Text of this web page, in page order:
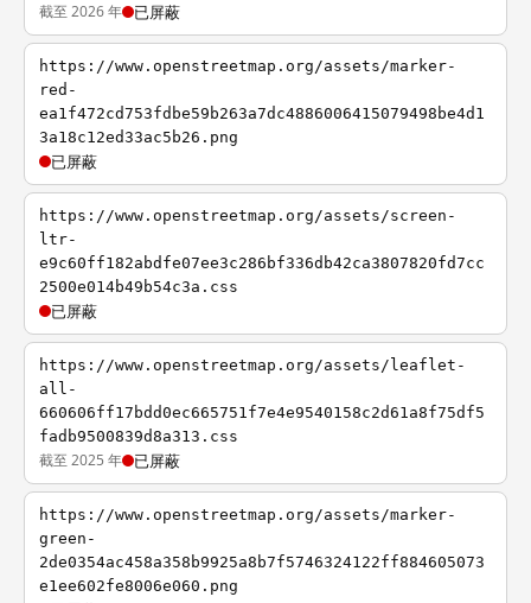
截至 2026 年 已屏蔽
https://www.openstreetmap.org/assets/marker-
red-
ea1f472cd753fdbe59b263a7dc4886006415079498be4d1
3a18c12ed33ac5b26.png
已屏蔽
https://www.openstreetmap.org/assets/screen-
ltr-
e9c60ff182abdfe07ee3c286bf336db42ca3807820fd7cc
2500e014b49b54c3a.css
已屏蔽
https://www.openstreetmap.org/assets/leaflet-
all-
660606ff17bdd0ec665751f7e4e9540158c2d61a8f75df5
fadb9500839d8a313.css
截至 2025 年 已屏蔽
https://www.openstreetmap.org/assets/marker-
green-
2de0354ac458a358b9925a8b7f5746324122ff884605073
e1ee602fe8006e060.png